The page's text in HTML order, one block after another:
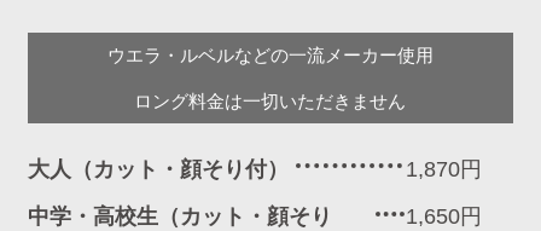
ウエラ・ルベルなどの一流メーカー使用
ロング料金は一切いただきません
大人（カット・顔そり付）
1,870円
中学・高校生（カット・顔そり
1,650円